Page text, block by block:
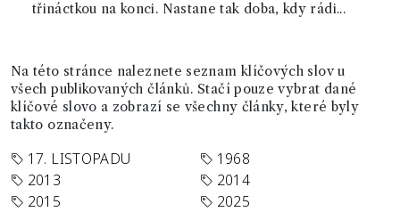
třináctkou na konci. Nastane tak doba, kdy rádi...
Na této stránce naleznete seznam klíčových slov u
všech publikovaných článků. Stačí pouze vybrat dané
klíčové slovo a zobrazí se všechny články, které byly
takto označeny.
17. LISTOPADU
1968
2013
2014
2015
2025